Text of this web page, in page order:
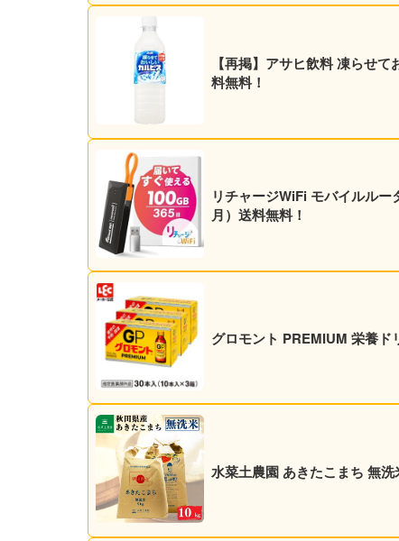
【再掲】アサヒ飲料 凍らせ
料無料！
リチャージWiFi モバイルル
月）送料無料！
グロモント PREMIUM 栄養ド
水菜土農園 あきたこまち 無